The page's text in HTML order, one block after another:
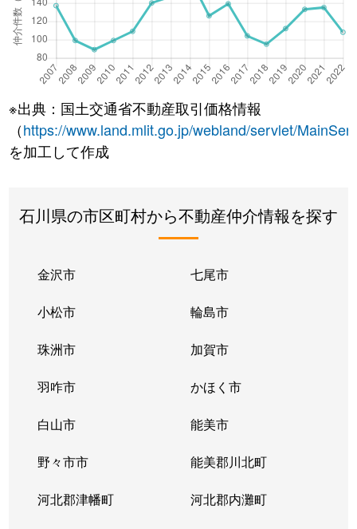
※出典：国土交通省不動産取引価格情報
（https://www.land.mlit.go.jp/webland/servlet/
を加工して作成
石川県の市区町村から不動産仲介情報を探す
金沢市 七尾市
小松市 輪島市
珠洲市 加賀市
羽咋市 かほく市
白山市 能美市
野々市市 能美郡川北町
河北郡津幡町 河北郡内灘町